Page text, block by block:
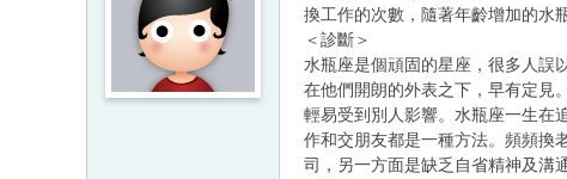
換工作的次數，隨著年齡增加的水
＜診斷＞
水瓶座是個頑固的星座，很多人誤
在他們開朗的外表之下，早有定見
輕易受到別人影響。水瓶座一生在
作和交朋友都是一種方法。頻頻換
司，另一方面是缺乏自省精神及溝